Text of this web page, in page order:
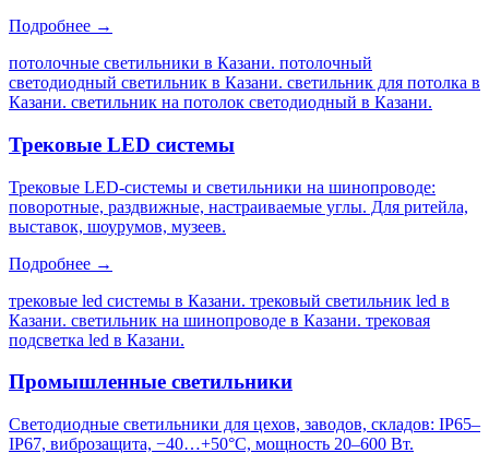
Подробнее →
потолочные светильники в Казани. потолочный
светодиодный светильник в Казани. светильник для потолка в
Казани. светильник на потолок светодиодный в Казани.
Трековые LED системы
Трековые LED-системы и светильники на шинопроводе:
поворотные, раздвижные, настраиваемые углы. Для ритейла,
выставок, шоурумов, музеев.
Подробнее →
трековые led системы в Казани. трековый светильник led в
Казани. светильник на шинопроводе в Казани. трековая
подсветка led в Казани.
Промышленные светильники
Светодиодные светильники для цехов, заводов, складов: IP65–
IP67, виброзащита, −40…+50°C, мощность 20–600 Вт.